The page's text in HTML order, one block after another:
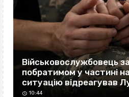
Військовослужбовець
побратимом у частині
ситуацію відреагував
10:44